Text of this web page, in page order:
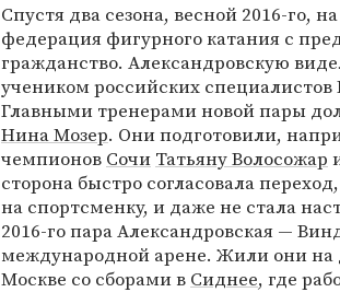
Спустя два сезона, весной 2016-го,
федерация фигурного катания с
гражданство. Александровскую
учеником российских
Главными тренерами новой пары
Нина Мозер. Они подготовили,
чемпионов Сочи Татьяну Волосожар
сторона быстро согласовала
на спортсменку, и даже не стала
2016-го пара Александровская —
международной арене. Жили они на
Москве со сборами в Сиднее, где